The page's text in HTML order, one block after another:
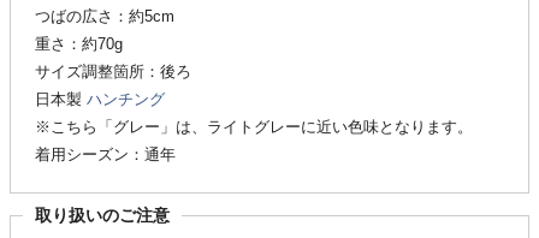
つばの広さ：約5cm
重さ：約70g
サイズ調整箇所：後ろ
日本製 ハンチング
※こちら「グレー」は、ライトグレーに近い色味となります。
着用シーズン：通年
取り扱いのご注意